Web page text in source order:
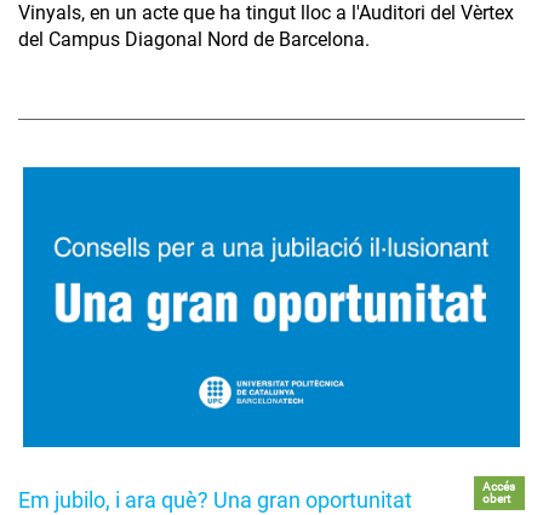
Vinyals, en un acte que ha tingut lloc a l'Auditori del Vèrtex
del Campus Diagonal Nord de Barcelona.
Em jubilo, i ara què? Una gran oportunitat
Accés
obert